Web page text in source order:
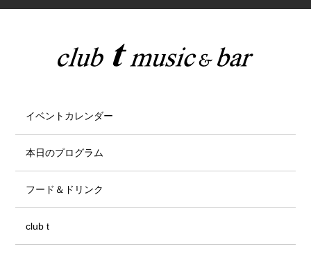
イベントカレンダー
本日のプログラム
フード＆ドリンク
club t